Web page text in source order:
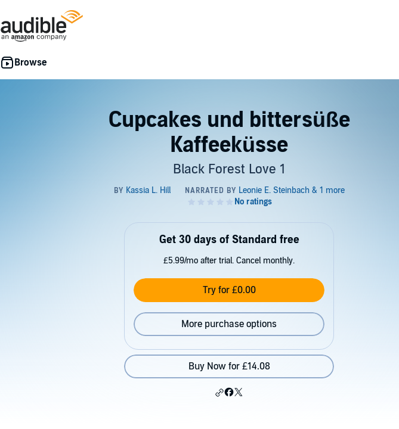
Cupcakes und bittersüße
Kaffeeküsse
Black Forest Love 1
Get 30 days of Standard free
£5.99/mo after trial. Cancel monthly.
Try for £0.00
More purchase options
Buy Now for £14.08